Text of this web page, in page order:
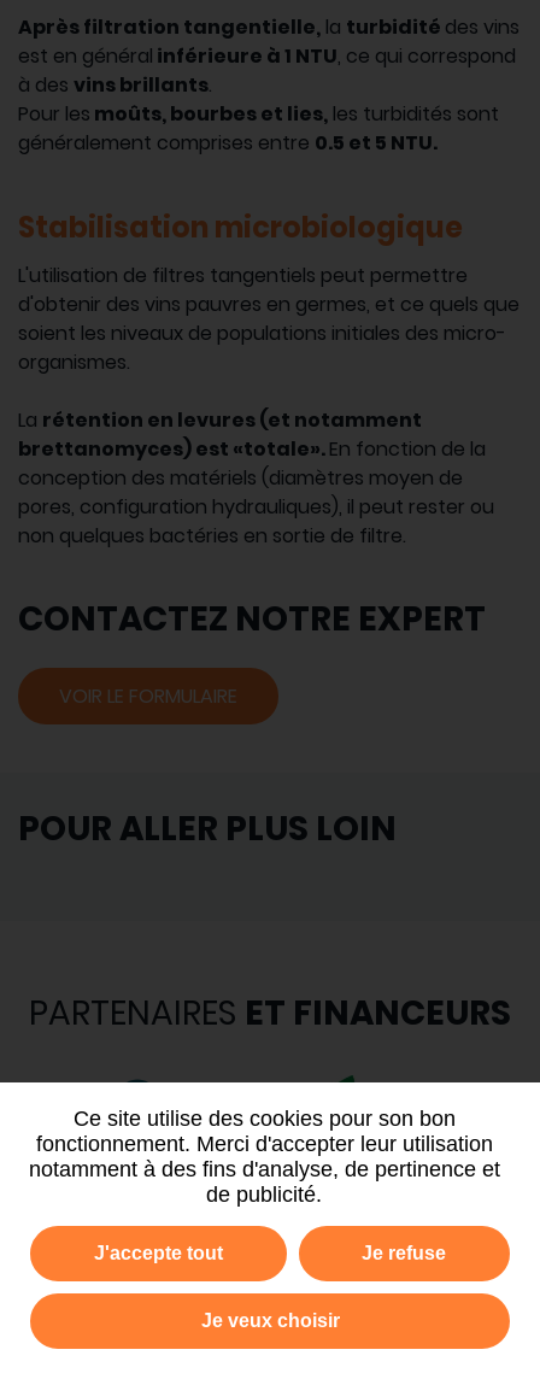
Ce site utilise des cookies pour son bon
fonctionnement. Merci d'accepter leur utilisation
notamment à des fins d'analyse, de pertinence et
de publicité.
J'accepte tout Je refuse
Je veux choisir
Après filtration tangentielle, la turbidité des vins
est en général inférieure à 1 NTU, ce qui correspond
à des vins brillants.
Pour les moûts, bourbes et lies, les turbidités sont
généralement comprises entre 0.5 et 5 NTU.
Stabilisation microbiologique
L'utilisation de filtres tangentiels peut permettre
d'obtenir des vins pauvres en germes, et ce quels que
soient les niveaux de populations initiales des micro-
organismes.
La rétention en levures (et notamment
brettanomyces) est «totale».En fonction de la
conception des matériels (diamètres moyen de
pores, configuration hydrauliques), il peut rester ou
non quelques bactéries en sortie de filtre.
CONTACTEZ NOTRE EXPERT
VOIR LE FORMULAIRE
POUR ALLER PLUS LOIN
PARTENAIRES ET FINANCEURS